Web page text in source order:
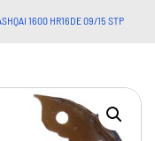
1600 HR16DE 09/15 STP